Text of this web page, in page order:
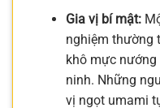
Gia vị bí mật:
nghiệm thường
khô mực
ninh. Những
vị ngọt umami